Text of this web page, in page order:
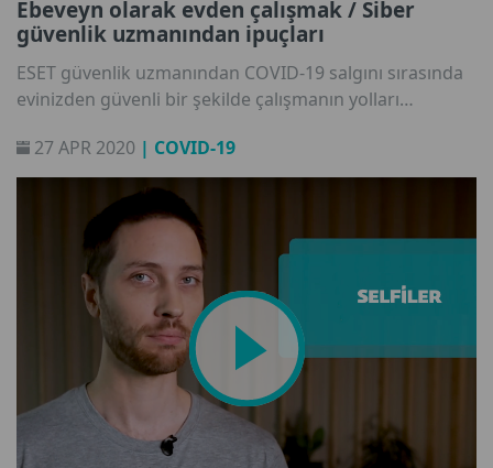
Ebeveyn olarak evden çalışmak / Siber
güvenlik uzmanından ipuçları
ESET güvenlik uzmanından COVID-19 salgını sırasında
evinizden güvenli bir şekilde çalışmanın yolları
27 APR 2020 | COVID-19